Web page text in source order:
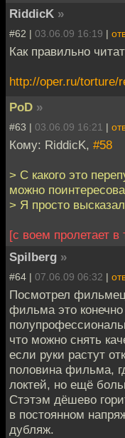
RiddicK »
#62 | 03.06.09 16:19 |
Как правильно
http://oper.ru/torture/
PoD »
#63 | 03.06.09 16:21 |
Кому: RiddicK, #58
> С какого это
можно
> Я просто
[с воем пролетает
Spilberg »
#64 | 07.06.09 06:32 |
Посмотрел
фильма это
что можно снять
если руки растут
половина фильма,
локтей, но ещё
Стэтэм дёшево
в постоянном
дубляж.